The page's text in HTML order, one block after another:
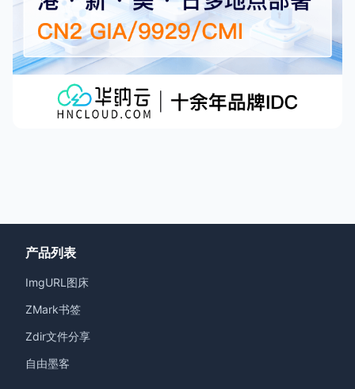
产品列表
ImgURL图床
ZMark书签
Zdir文件分享
自由墨客